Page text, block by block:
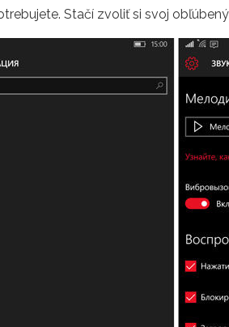
Stačí zvoliť si svoj